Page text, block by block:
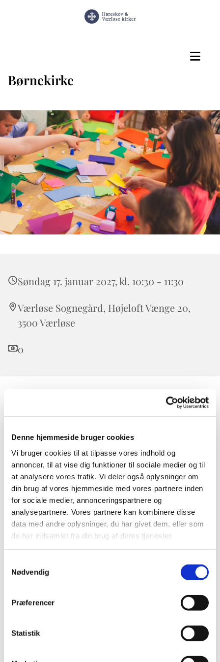
Denne hjemmeside bruger cookies
Vi bruger cookies til at tilpasse vores indhold og
annoncer, til at vise dig funktioner til sociale medier og til
at analysere vores trafik. Vi deler også oplysninger om
din brug af vores hjemmeside med vores partnere inden
for sociale medier, annonceringspartnere og
analysepartnere. Vores partnere kan kombinere disse
data med andre oplysninger, du har givet dem, eller som
de har indsamlet fra din brug af deres tjenester.
Nødvendig
Præferencer
Statistik
Børnekirke
Søndag 17. januar 2027, kl. 10:30 - 11:30
Værløse Sognegård, Højeloft Vænge 20,
3500 Værløse
0
Børnekirken er for alle børn. Forældre, bedsteforældre,
onkler og tanter er også meget velkomne.
I Børnekirken taler vi om Bibelens historier i børnehøjde
og drikke.
Vi er med til første del af gudstjenesten10.30 og går ud i
samlet flok, inden prædikenen starter.
Børnekirken ledes af børne- og ungemedarbejder, Anne-
Katrine og en gruppe frivillige